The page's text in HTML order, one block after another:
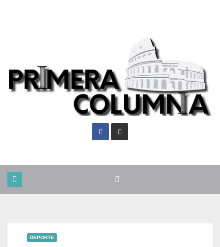
DEPORTE